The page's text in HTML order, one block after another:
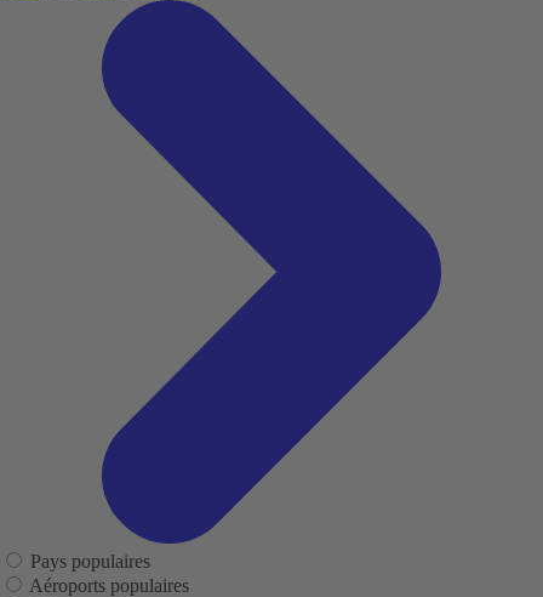
Pays populaires
Aéroports populaires